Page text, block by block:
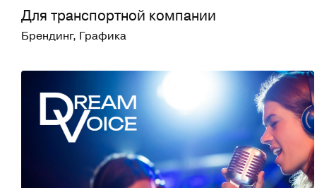
Для транспортной компании
Брендинг, Графика